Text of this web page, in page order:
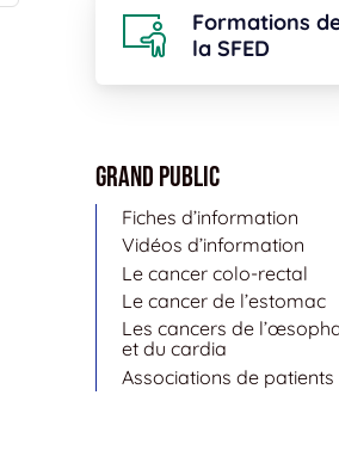
Formations
la SFED
Grand public
Fiches d’information
Vidéos d’information
Le cancer colo-rectal
Le cancer de l’estomac
Les cancers de
et du cardia
Associations de patients